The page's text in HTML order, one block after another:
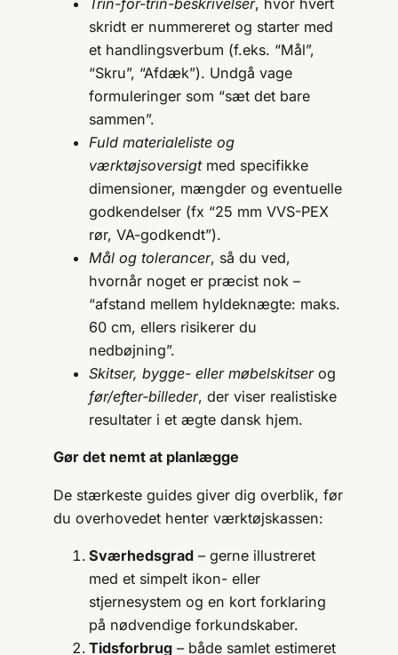
Trin-for-trin-beskrivelser, hvor hvert
skridt er nummereret og starter med
et handlingsverbum (f.eks. “Mål”,
“Skru”, “Afdæk”). Undgå vage
formuleringer som “sæt det bare
sammen”.
Fuld materialeliste og
værktøjsoversigtmed specifikke
dimensioner, mængder og eventuelle
godkendelser (fx “25 mm VVS-PEX
rør, VA-godkendt”).
Mål og tolerancer, så du ved,
hvornår noget er præcist nok –
“afstand mellem hyldeknægte: maks.
60 cm, ellers risikerer du
nedbøjning”.
Skitser, bygge- eller møbelskitserog
før/efter-billeder, der viser realistiske
resultater i et ægte dansk hjem.
Gør det nemt at planlægge
De stærkeste guides giver dig overblik, før
du overhovedet henter værktøjskassen:
Sværhedsgrad – gerne illustreret
med et simpelt ikon- eller
stjernesystem og en kort forklaring
på nødvendige forkundskaber.
Tidsforbrug – både samlet estimeret